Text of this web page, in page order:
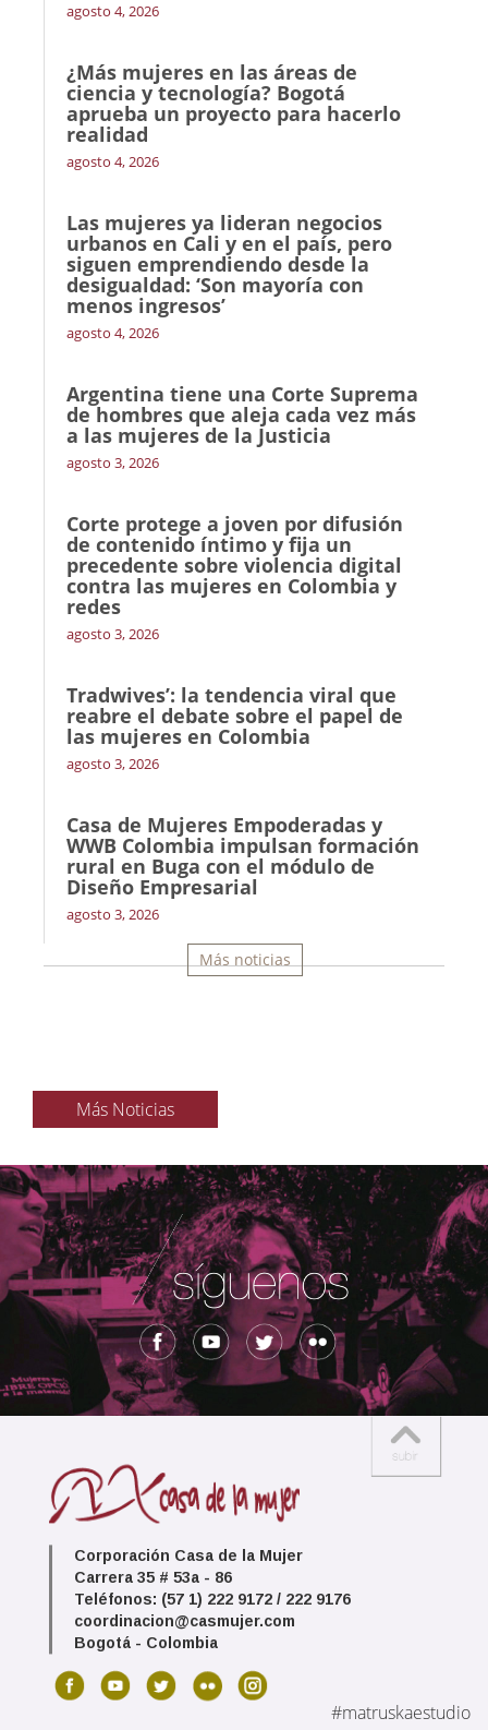
agosto 4, 2026
¿Más mujeres en las áreas de
ciencia y tecnología? Bogotá
aprueba un proyecto para hacerlo
realidad
agosto 4, 2026
Las mujeres ya lideran negocios
urbanos en Cali y en el país, pero
siguen emprendiendo desde la
desigualdad: ‘Son mayoría con
menos ingresos’
agosto 4, 2026
Argentina tiene una Corte Suprema
de hombres que aleja cada vez más
a las mujeres de la Justicia
agosto 3, 2026
Corte protege a joven por difusión
de contenido íntimo y fija un
precedente sobre violencia digital
contra las mujeres en Colombia y
redes
agosto 3, 2026
Tradwives’: la tendencia viral que
reabre el debate sobre el papel de
las mujeres en Colombia
agosto 3, 2026
Casa de Mujeres Empoderadas y
WWB Colombia impulsan formación
rural en Buga con el módulo de
Diseño Empresarial
agosto 3, 2026
Más noticias
Más Noticias
Corporación Casa de la Mujer
Carrera 35 # 53a - 86
Teléfonos: (57 1) 222 9172 / 222 9176
coordinacion@casmujer.com
Bogotá - Colombia
#matruskaestudio